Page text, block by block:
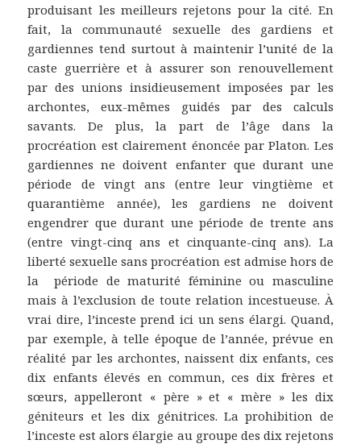
produisant les meilleurs rejetons pour la cité. En
fait, la communauté sexuelle des gardiens et
gardiennes tend surtout à maintenir l’unité de la
caste guerrière et à assurer son renouvellement
par des unions insidieusement imposées par les
archontes, eux-mêmes guidés par des calculs
savants. De plus, la part de l’âge dans la
procréation est clairement énoncée par Platon. Les
gardiennes ne doivent enfanter que durant une
période de vingt ans (entre leur vingtième et
quarantième année), les gardiens ne doivent
engendrer que durant une période de trente ans
(entre vingt-cinq ans et cinquante-cinq ans). La
liberté sexuelle sans procréation est admise hors de
la période de maturité féminine ou masculine
mais à l’exclusion de toute relation incestueuse. À
vrai dire, l’inceste prend ici un sens élargi. Quand,
par exemple, à telle époque de l’année, prévue en
réalité par les archontes, naissent dix enfants, ces
dix enfants élevés en commun, ces dix frères et
sœurs, appelleront « père » et « mère » les dix
géniteurs et les dix génitrices. La prohibition de
l’inceste est alors élargie au groupe des dix rejetons